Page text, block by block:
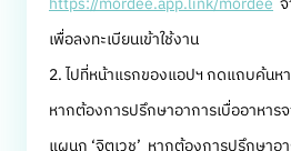
เพื่อลงทะเบียนเข้าใช้งาน
2. ไปที่หน้าแรกของแอปฯ กดแถบค้นห
หากต้องการปรึกษาอาการเบื่ออาหาร